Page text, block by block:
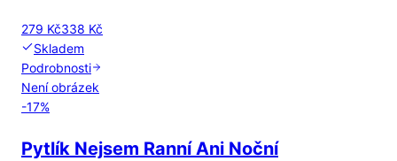
279 Kč338 Kč
Skladem
Podrobnosti
Není obrázek
-17%
Pytlík Nejsem Ranní Ani Noční